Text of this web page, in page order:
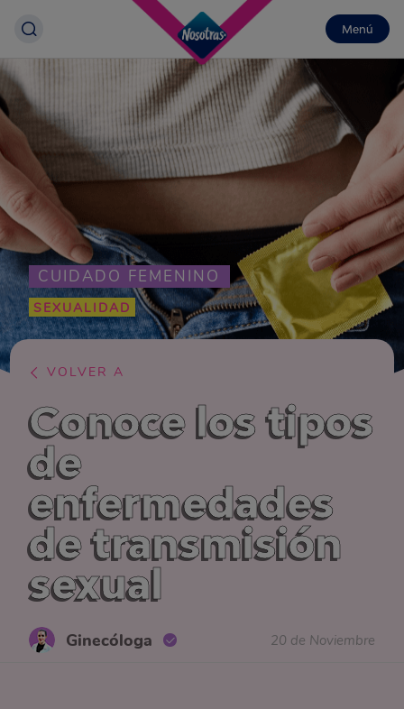
Menú
CUIDADO FEMENINO
SEXUALIDAD
VOLVER A
Conoce los tipos
de
enfermedades
de transmisión
sexual
Ginecóloga 20 de Noviembre